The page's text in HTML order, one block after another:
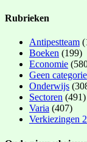
Rubrieken
Antipestteam
Boeken (199)
Economie
Geen categorie
Onderwijs
Sectoren (491)
Varia (407)
Verkiezingen